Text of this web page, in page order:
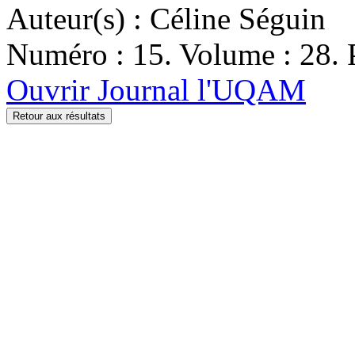
Auteur(s) : Céline Séguin
Numéro : 15. Volume : 28.
Ouvrir Journal l'UQAM
Retour aux résultats